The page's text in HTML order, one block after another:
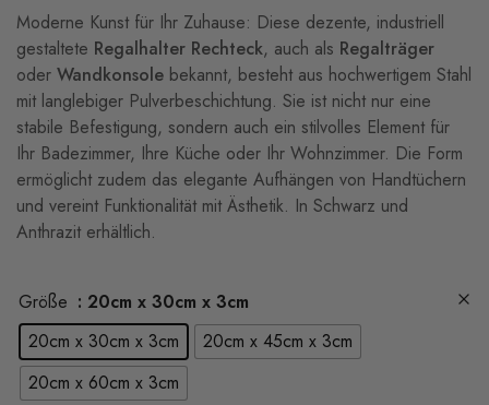
Moderne Kunst für Ihr Zuhause: Diese dezente, industriell
gestaltete Regalhalter Rechteck, auch als Regalträger
oder Wandkonsole bekannt, besteht aus hochwertigem Stahl
mit langlebiger Pulverbeschichtung. Sie ist nicht nur eine
stabile Befestigung, sondern auch ein stilvolles Element für
Ihr Badezimmer, Ihre Küche oder Ihr Wohnzimmer. Die Form
ermöglicht zudem das elegante Aufhängen von Handtüchern
und vereint Funktionalität mit Ästhetik. In Schwarz und
Anthrazit erhältlich.
Größe : 20cm x 30cm x 3cm
20cm x 30cm x 3cm
20cm x 45cm x 3cm
20cm x 60cm x 3cm